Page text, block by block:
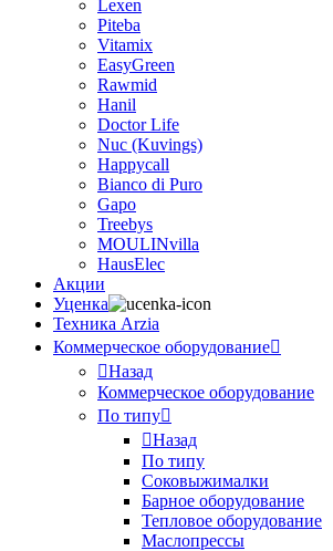
Lexen
Piteba
Vitamix
EasyGreen
Rawmid
Hanil
Doctor Life
Nuc (Kuvings)
Happycall
Bianco di Puro
Gapo
Treebys
MOULINvilla
HausElec
Акции
Уценка
Техника Arzia
Коммерческое оборудование
Назад
Коммерческое оборудование
По типу
Назад
По типу
Соковыжималки
Барное оборудование
Тепловое оборудование
Маслопрессы